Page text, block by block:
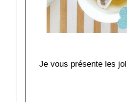
Je vous présente les